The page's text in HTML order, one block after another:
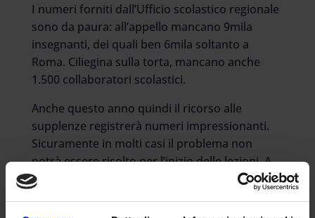
I numeri forniti dall’Ufficio scolastico regionale
sono da paura: all’appello mancano 9mila
insegnanti, dei quali ben 6mila soltanto a
Roma. Ciliegina sulla torta, mancano anche
1.500 collaboratori scolastici.
Anche questo anno quindi il ricorso alle
supplenze registrerà numeri impressionanti.
Sicuramente in molti casi il problema non
potrà essere risolto per l’inizio delle lezioni. A
fare il quadro è la presidente dell’Associazione
ricopre l’incarico al liceo Newton. “Venerdì